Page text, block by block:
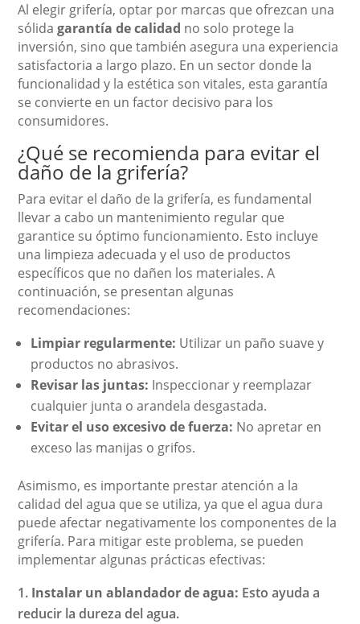
Al elegir grifería, optar por marcas que ofrezcan una
sólidagarantía de calidad no solo protege la
inversión, sino que también asegura una experiencia
satisfactoria a largo plazo. En un sector donde la
funcionalidad y la estética son vitales, esta garantía
se convierte en un factor decisivo para los
consumidores.
¿Qué se recomienda para evitar el
daño de la grifería?
Para evitar el daño de la grifería, es fundamental
llevar a cabo un mantenimiento regular que
garantice su óptimo funcionamiento. Esto incluye
una limpieza adecuada y el uso de productos
específicos que no dañen los materiales. A
continuación, se presentan algunas
recomendaciones:
Limpiar regularmente: Utilizar un paño suave y
productos no abrasivos.
Revisar las juntas: Inspeccionar y reemplazar
cualquier junta o arandela desgastada.
Evitar el uso excesivo de fuerza: No apretar en
exceso las manijas o grifos.
Asimismo, es importante prestar atención a la
calidad del agua que se utiliza, ya que el agua dura
puede afectar negativamente los componentes de la
grifería. Para mitigar este problema, se pueden
implementar algunas prácticas efectivas:
Instalar un ablandador de agua: Esto ayuda a
reducir la dureza del agua.